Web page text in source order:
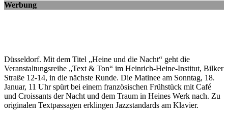
Werbung
Düsseldorf. Mit dem Titel „Heine und die Nacht“ geht die
Veranstaltungsreihe „Text & Ton“ im Heinrich-Heine-Institut, Bilker
Straße 12-14, in die nächste Runde. Die Matinee am Sonntag, 18.
Januar, 11 Uhr spürt bei einem französischen Frühstück mit Café
und Croissants der Nacht und dem Traum in Heines Werk nach. Zu
originalen Textpassagen erklingen Jazzstandards am Klavier.